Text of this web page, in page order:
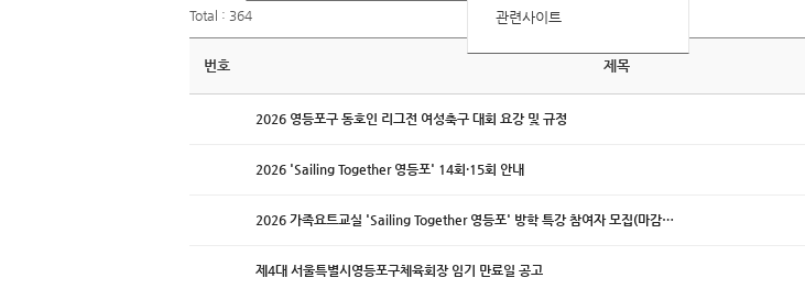
관련사이트
Total : 364
번호 제목
2026 영등포구 동호인 리그전 여성축구 대회 요강 및 규정
2026 'Sailing Together 영등포' 14회·15회 안내
2026 가족요트교실 'Sailing Together 영등포' 방학 특강 참여자 모집(마감…
제4대 서울특별시영등포구체육회장 임기 만료일 공고